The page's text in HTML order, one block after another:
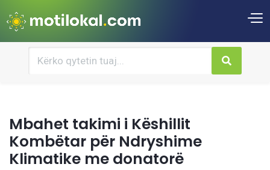
Mbahet takimi i Këshillit
Kombëtar për Ndryshime
Klimatike me donatorë